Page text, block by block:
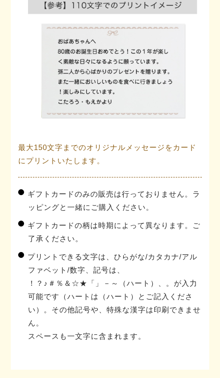
最大150文字までのオリジナルメッセージをカード
にプリントいたします。
ギフトカードのみの販売は行っておりません。ラ
ッピングと一緒にご購入ください。
ギフトカードの柄は時期によって異なります。ご
了承ください。
プリントできる文字は、ひらがな/カタカナ/アル
ファベット/数字、記号は、
！？♪＃％＆☆★「」－～（ハート）、。が入力
可能です（ハートは（ハート）とご記入くださ
い）。その他記号や、特殊な漢字は印刷できませ
ん。
スペースも一文字に含まれます。